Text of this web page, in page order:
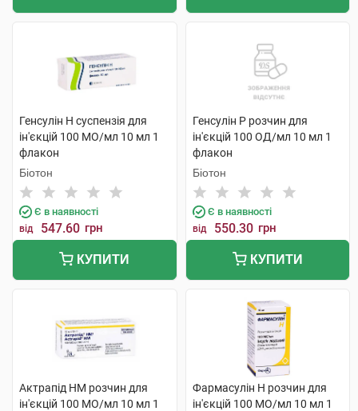
Генсулін Н суспензія для
ін'єкцій 100 МО/мл 10 мл 1
флакон
Біотон
Є в наявності
від 547.60 грн
КУПИТИ
Генсулін Р розчин для
ін'єкцій 100 ОД/мл 10 мл 1
флакон
Біотон
Є в наявності
від 550.30 грн
КУПИТИ
Актрапід НМ розчин для
ін'єкцій 100 МО/мл 10 мл 1
Фармасулін H розчин для
ін'єкцій 100 МО/мл 10 мл 1